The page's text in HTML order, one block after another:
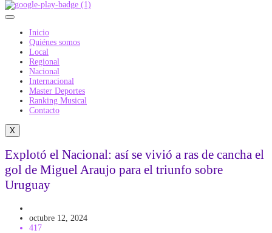
Inicio
Quiénes somos
Local
Regional
Nacional
Internacional
Master Deportes
Ranking Musical
Contacto
X
Explotó el Nacional: así se vivió a ras de cancha el
gol de Miguel Araujo para el triunfo sobre
Uruguay
octubre 12, 2024
417